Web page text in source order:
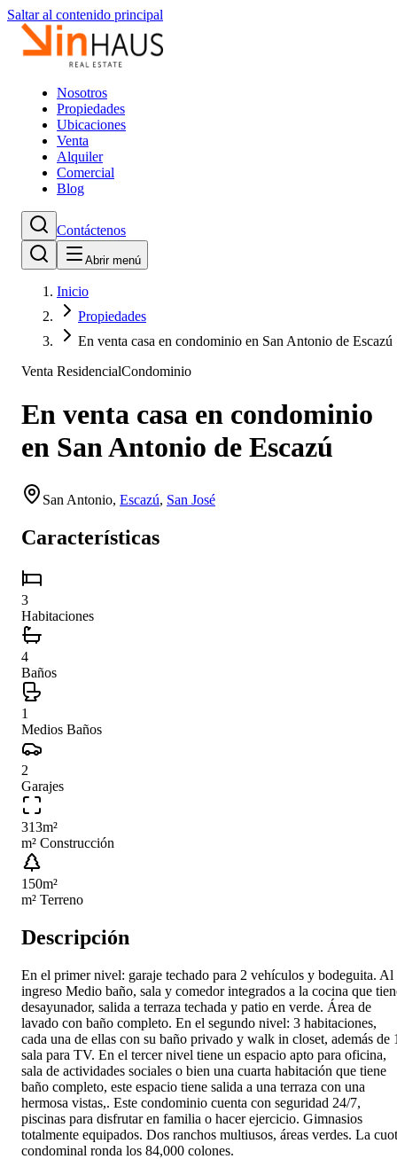
Saltar al contenido principal
Nosotros
Propiedades
Ubicaciones
Venta
Alquiler
Comercial
Blog
Contáctenos
Abrir menú
Inicio
Propiedades
En venta casa en condominio en San Antonio de Escazú
Venta ResidencialCondominio
En venta casa en condominio
en San Antonio de Escazú
San Antonio, Escazú, San José
Características
3
Habitaciones
4
Baños
1
Medios Baños
2
Garajes
313m²
m² Construcción
150m²
m² Terreno
Descripción
En el primer nivel: garaje techado para 2 vehículos y bodeguita. Al
ingreso Medio baño, sala y comedor integrados a la cocina que
desayunador, salida a terraza techada y patio en verde. Área de
lavado con baño completo. En el segundo nivel: 3 habitaciones,
cada una de ellas con su baño privado y walk in closet, además de
sala para TV. En el tercer nivel tiene un espacio apto para oficina,
sala de actividades sociales o bien una cuarta habitación que tiene
baño completo, este espacio tiene salida a una terraza con una
hermosa vistas,. Este condominio cuenta con seguridad 24/7,
piscinas para disfrutar en familia o hacer ejercicio. Gimnasios
totalmente equipados. Dos ranchos multiusos, áreas verdes. La
condominal ronda los 84,000 colones.